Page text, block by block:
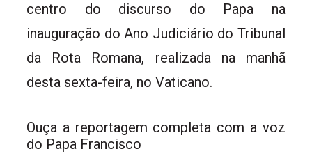
centro do discurso do Papa na
inauguração do Ano Judiciário do Tribunal
da Rota Romana, realizada na manhã
desta sexta-feira, no Vaticano.
Ouça a reportagem completa com a voz
do Papa Francisco